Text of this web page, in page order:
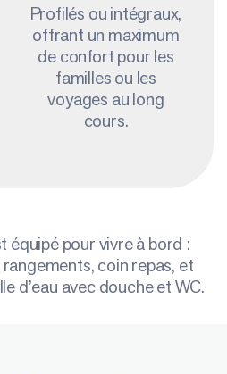
Profilés ou intégraux,
offrant un maximum
de confort pour les
familles ou les
voyages au long
cours.
équipé pour vivre à bord :
coin repas, et
d’eau avec douche et WC.